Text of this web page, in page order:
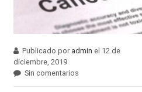
Publicado por admin el 12 de
diciembre, 2019
Sin comentarios